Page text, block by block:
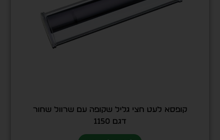
קופסא לעט חצי גליל שקופה עם שרוול שחור
דגם 1150